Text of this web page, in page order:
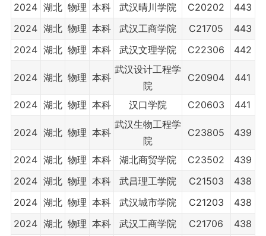
2024 湖北 物理 本科 武汉晴川学院 C20202
443
2024 湖北 物理 本科 武汉工商学院 C21705
443
2024 湖北 物理 本科 武汉文理学院 C22306 442
2024 湖北 物理 本科
武汉设计工程学
院
C20904 441
2024 湖北 物理 本科 汉口学院 C20603 441
2024 湖北 物理 本科
武汉生物工程学
院
C23805 439
2024 湖北 物理 本科 湖北商贸学院 C23502
439
2024 湖北 物理 本科 武昌理工学院 C21503
438
2024 湖北 物理 本科 武汉城市学院 C21203
438
2024 湖北 物理 本科 武汉工商学院 C21706 438